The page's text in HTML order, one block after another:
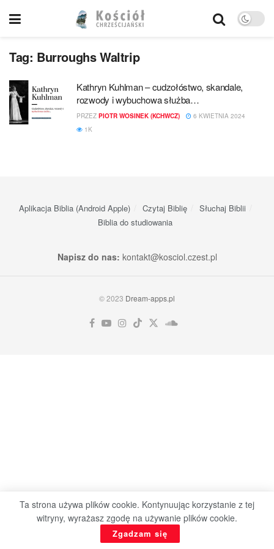
Tag: Burroughs Waltrip
Kathryn Kuhlman – cudzołóstwo, skandale,
rozwody i wybuchowa służba…
PRZEZ PIOTR WOSINEK (KCHWCZ)
6 KWIETNIA 2024
1K
Aplikacja Biblia (Android Apple) Czytaj Biblię
Słuchaj Biblii
Biblia do studiowania
Napisz do nas: kontakt@kosciol.czest.pl
© 2023 Dream-apps.pl
Ta strona używa plików cookie. Kontynuując korzystanie z tej
witryny, wyrażasz zgodę na używanie plików cookie.
Zgadzam się